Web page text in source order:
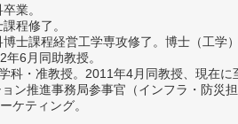
業。
程修了。
士課程経営工学専攻修了。博士（工学）
6月同助教授。
・准教授。2011年4月同教授、現在に
ン推進事務局参事官（インフラ・防災
ケティング。